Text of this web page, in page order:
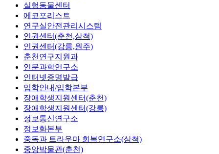
실험동물센터
에코포리스트
연구실안전관리시스템
인권센터(춘천,삼척)
인권센터(강릉,원주)
춘천연구지원과
인문과학연구소
인터넷증명발급
입학안내/입학본부
장애학생지원센터(춘천)
장애학생지원센터(강릉)
정보통신연구소
정보화본부
중독과 트라우마 회복연구소(삼척)
중앙박물관(춘천)